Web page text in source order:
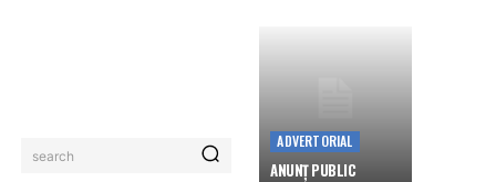
search
ADVERTORIAL
ANUNȚ PUBLIC